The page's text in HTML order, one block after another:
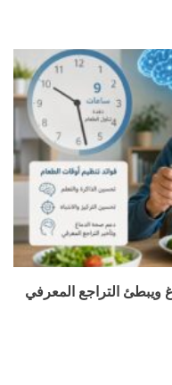
ويبطئ التراجع المعرفي